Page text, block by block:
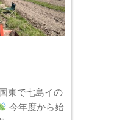
東で七島イの
今年度から始